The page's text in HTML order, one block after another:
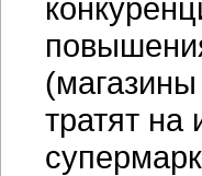
тратят